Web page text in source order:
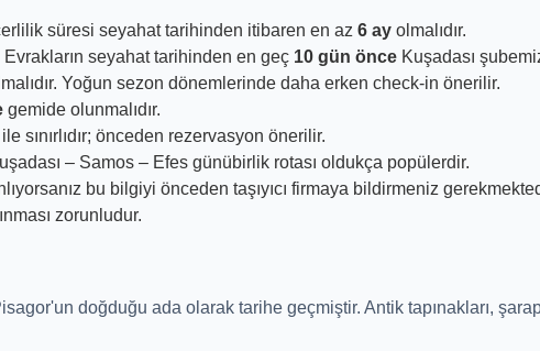
süresi seyahat tarihinden itibaren en az 6 ay olmalıdır.
seyahat tarihinden en geç 10 gün önce Kuşadası
Yoğun sezon dönemlerinde daha erken check-in önerilir.
gemide olunmalıdır.
ile sınırlıdır; önceden rezervasyon önerilir.
– Samos – Efes günübirlik rotası oldukça popülerdir.
bu bilgiyi önceden taşıyıcı firmaya bildirmeniz
zorunludur.
doğduğu ada olarak tarihe geçmiştir. Antik tapınakları,